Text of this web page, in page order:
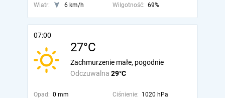
Wiatr:
6 km/h Wilgotność: 69%
07:00
27°C
Odczuwalna 29°C
Zachmurzenie małe, pogodnie
Opad: 0 mm Ciśnienie: 1020 hPa